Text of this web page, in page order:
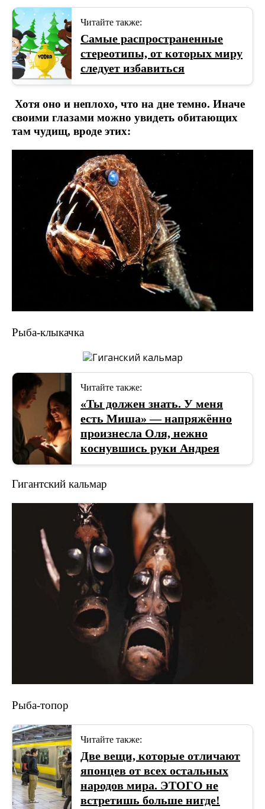
Читайте также:
Самые распространенные
стереотипы, от которых миру
следует избавиться
Хотя оно и неплохо, что на дне темно. Иначе
своими глазами можно увидеть обитающих
там чудищ, вроде этих:
Рыба-клыкачка
Читайте также:
«Ты должен знать. У меня
есть Миша» — напряжённо
произнесла Оля, нежно
коснувшись руки Андрея
Гигантский кальмар
Рыба-топор
Читайте также:
Две вещи, которые отличают
японцев от всех остальных
народов мира. ЭТОГО не
встретишь больше нигде!